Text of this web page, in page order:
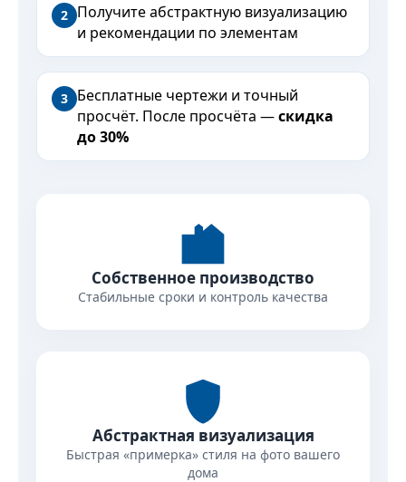
2 Получите абстрактную визуализацию
и рекомендации по элементам
3 Бесплатные чертежи и точный
просчёт. После просчёта —скидка
до 30%
Собственное производство
Стабильные сроки и контроль качества
Абстрактная визуализация
Быстрая «примерка» стиля на фото вашего
дома